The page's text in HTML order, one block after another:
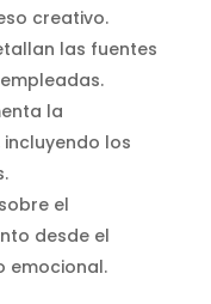
creativo.
las fuentes
la
los
el
desde el
emocional.